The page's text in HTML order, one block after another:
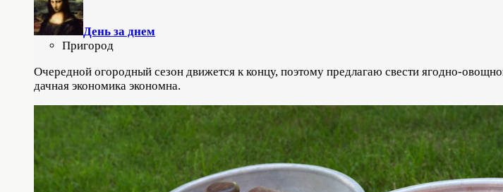
День за днем
Пригород
Очередной огородный сезон движется к концу, поэтому предлагаю свести ягодно-
дачная экономика экономна.